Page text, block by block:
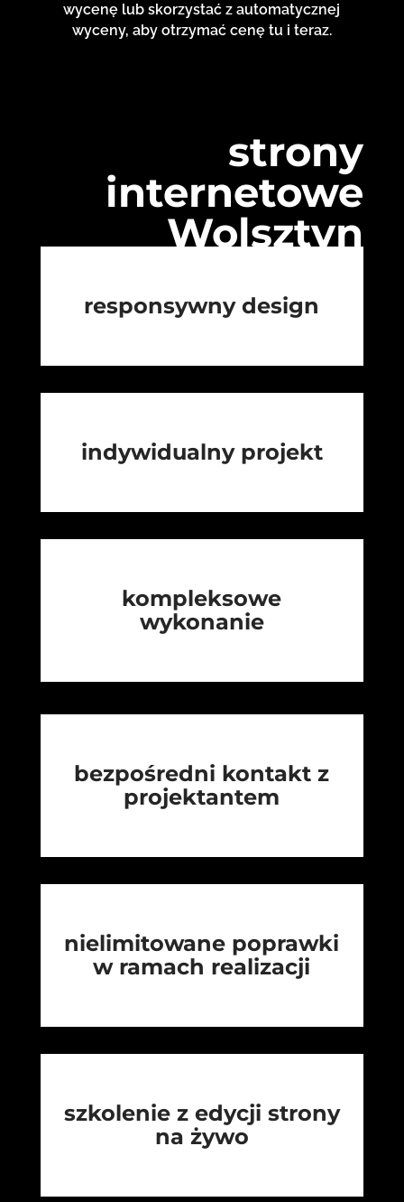
wycenę lub skorzystać z automatycznej
wyceny, aby otrzymać cenę tu i teraz.
strony
internetowe
Wolsztyn
responsywny design
indywidualny projekt
kompleksowe
wykonanie
bezpośredni kontakt z
projektantem
nielimitowane poprawki
w ramach realizacji
szkolenie z edycji strony
na żywo